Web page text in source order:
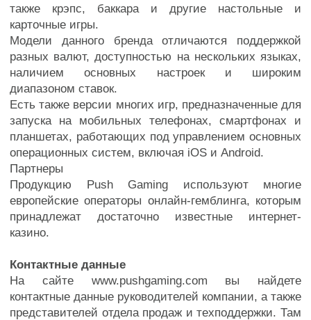
также крэпс, баккара и другие настольные и
карточные игры.
Модели данного бренда отличаются поддержкой
разных валют, доступностью на нескольких языках,
наличием основных настроек и широким
диапазоном ставок.
Есть также версии многих игр, предназначенные для
запуска на мобильных телефонах, смартфонах и
планшетах, работающих под управлением основных
операционных систем, включая iOS и Android.
Партнеры
Продукцию Push Gaming используют многие
европейские операторы онлайн-гемблинга, которым
принадлежат достаточно известные интернет-
казино.
Контактные данные
На сайте www.pushgaming.com вы найдете
контактные данные руководителей компании, а также
представителей отдела продаж и техподдержки. Там